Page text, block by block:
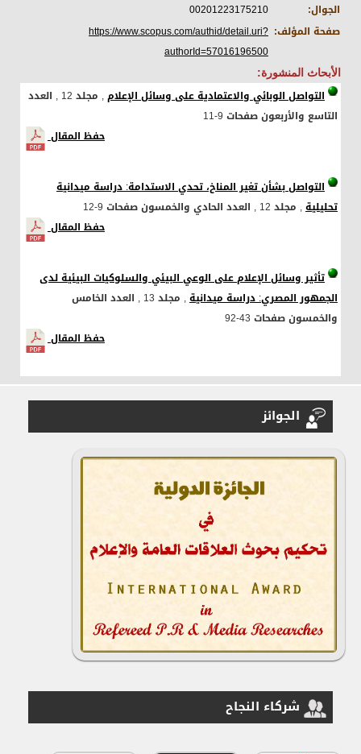
الجوال:
00201223175210
صفحة المؤلف: https://www.scopus.com/authid/detail.uri?
authorId=57016196500
الأبحاث المنشورة:
التواصل الوبائي والاعتمادية على وسائل الإعلام, مجلد 12
, العدد
التاسع والأربعونصفحات 9-11
حفظ المقال
التواصل بشأن تغير المناخ، تحدي الاستدامة: دراسة ميدانية
تحليلية, مجلد 12 , العدد الحادي والخمسونصفحات 9-12
حفظ المقال
تأثير وسائل الإعلام على الوعي البيئي والسلوكيات البيئية لدى
الجمهور المصري: دراسة ميدانية, مجلد 13
, العدد الخامس
والخمسونصفحات 43-92
حفظ المقال
الجوائز
شركاء النجاح